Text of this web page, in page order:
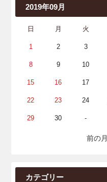
2019年09月
日 月 火
1 2 3
8 9 10
15 16 17
22 23 24
29 30 -
前の月
カテゴリー